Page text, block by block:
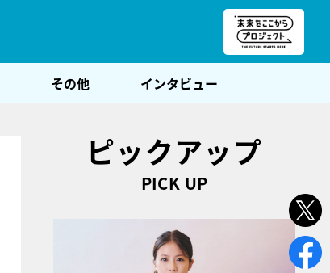
その他 インタビュー
ピックアップ
PICK UP